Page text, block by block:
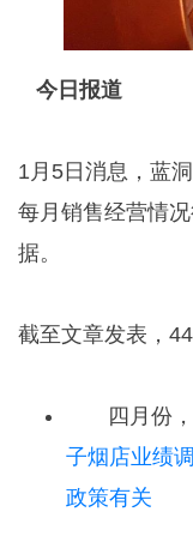
今日报道
1月5日消息，蓝
每月销售经营情
据。
截至文章发表，
四月份
子烟店业绩
政策有关